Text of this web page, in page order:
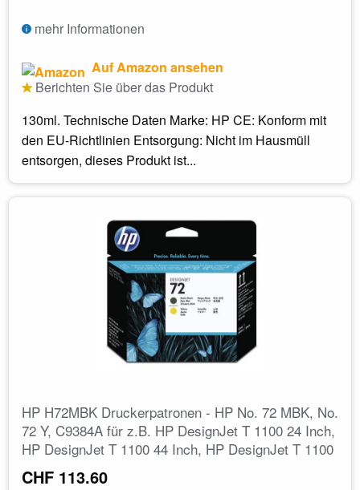
mehr Informationen
Auf Amazon ansehen
Berichten Sie über das Produkt
130ml. Technische Daten Marke: HP CE: Konform mit
den EU-Richtlinien Entsorgung: Nicht im Hausmüll
entsorgen, dieses Produkt ist...
HP H72MBK Druckerpatronen - HP No. 72 MBK, No.
72 Y, C9384A für z.B. HP DesignJet T 1100 24 Inch,
HP DesignJet T 1100 44 Inch, HP DesignJet T 1100
CHF 113.60